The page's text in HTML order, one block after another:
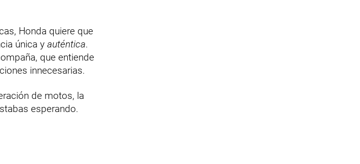
Honda quiere que
única y auténtica.
que entiende
innecesarias.
de motos, la
esperando.